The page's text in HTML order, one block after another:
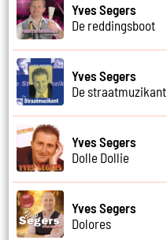
Yves Segers
De reddingsboot
Yves Segers
De straatmuzikant
Yves Segers
Dolle Dollie
Yves Segers
Dolores